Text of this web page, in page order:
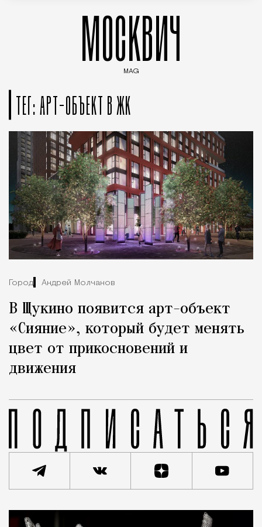
МОСКВИЧ
MAG
ТЕГ: АРТ-ОБЪЕКТ В ЖК
Город Андрей Молчанов
В Щукино появится арт-объект
«Сияние», который будет менять
цвет от прикосновений и
движения